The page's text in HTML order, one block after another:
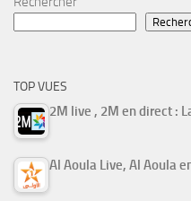
TOP VUES
2M live , 2M en direct :
Al Aoula Live, Al Aoula